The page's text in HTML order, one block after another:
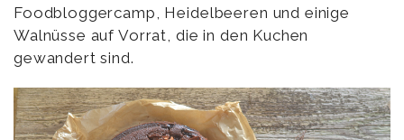
Foodbloggercamp, Heidelbeeren und einige
Walnüsse auf Vorrat, die in den Kuchen
gewandert sind.